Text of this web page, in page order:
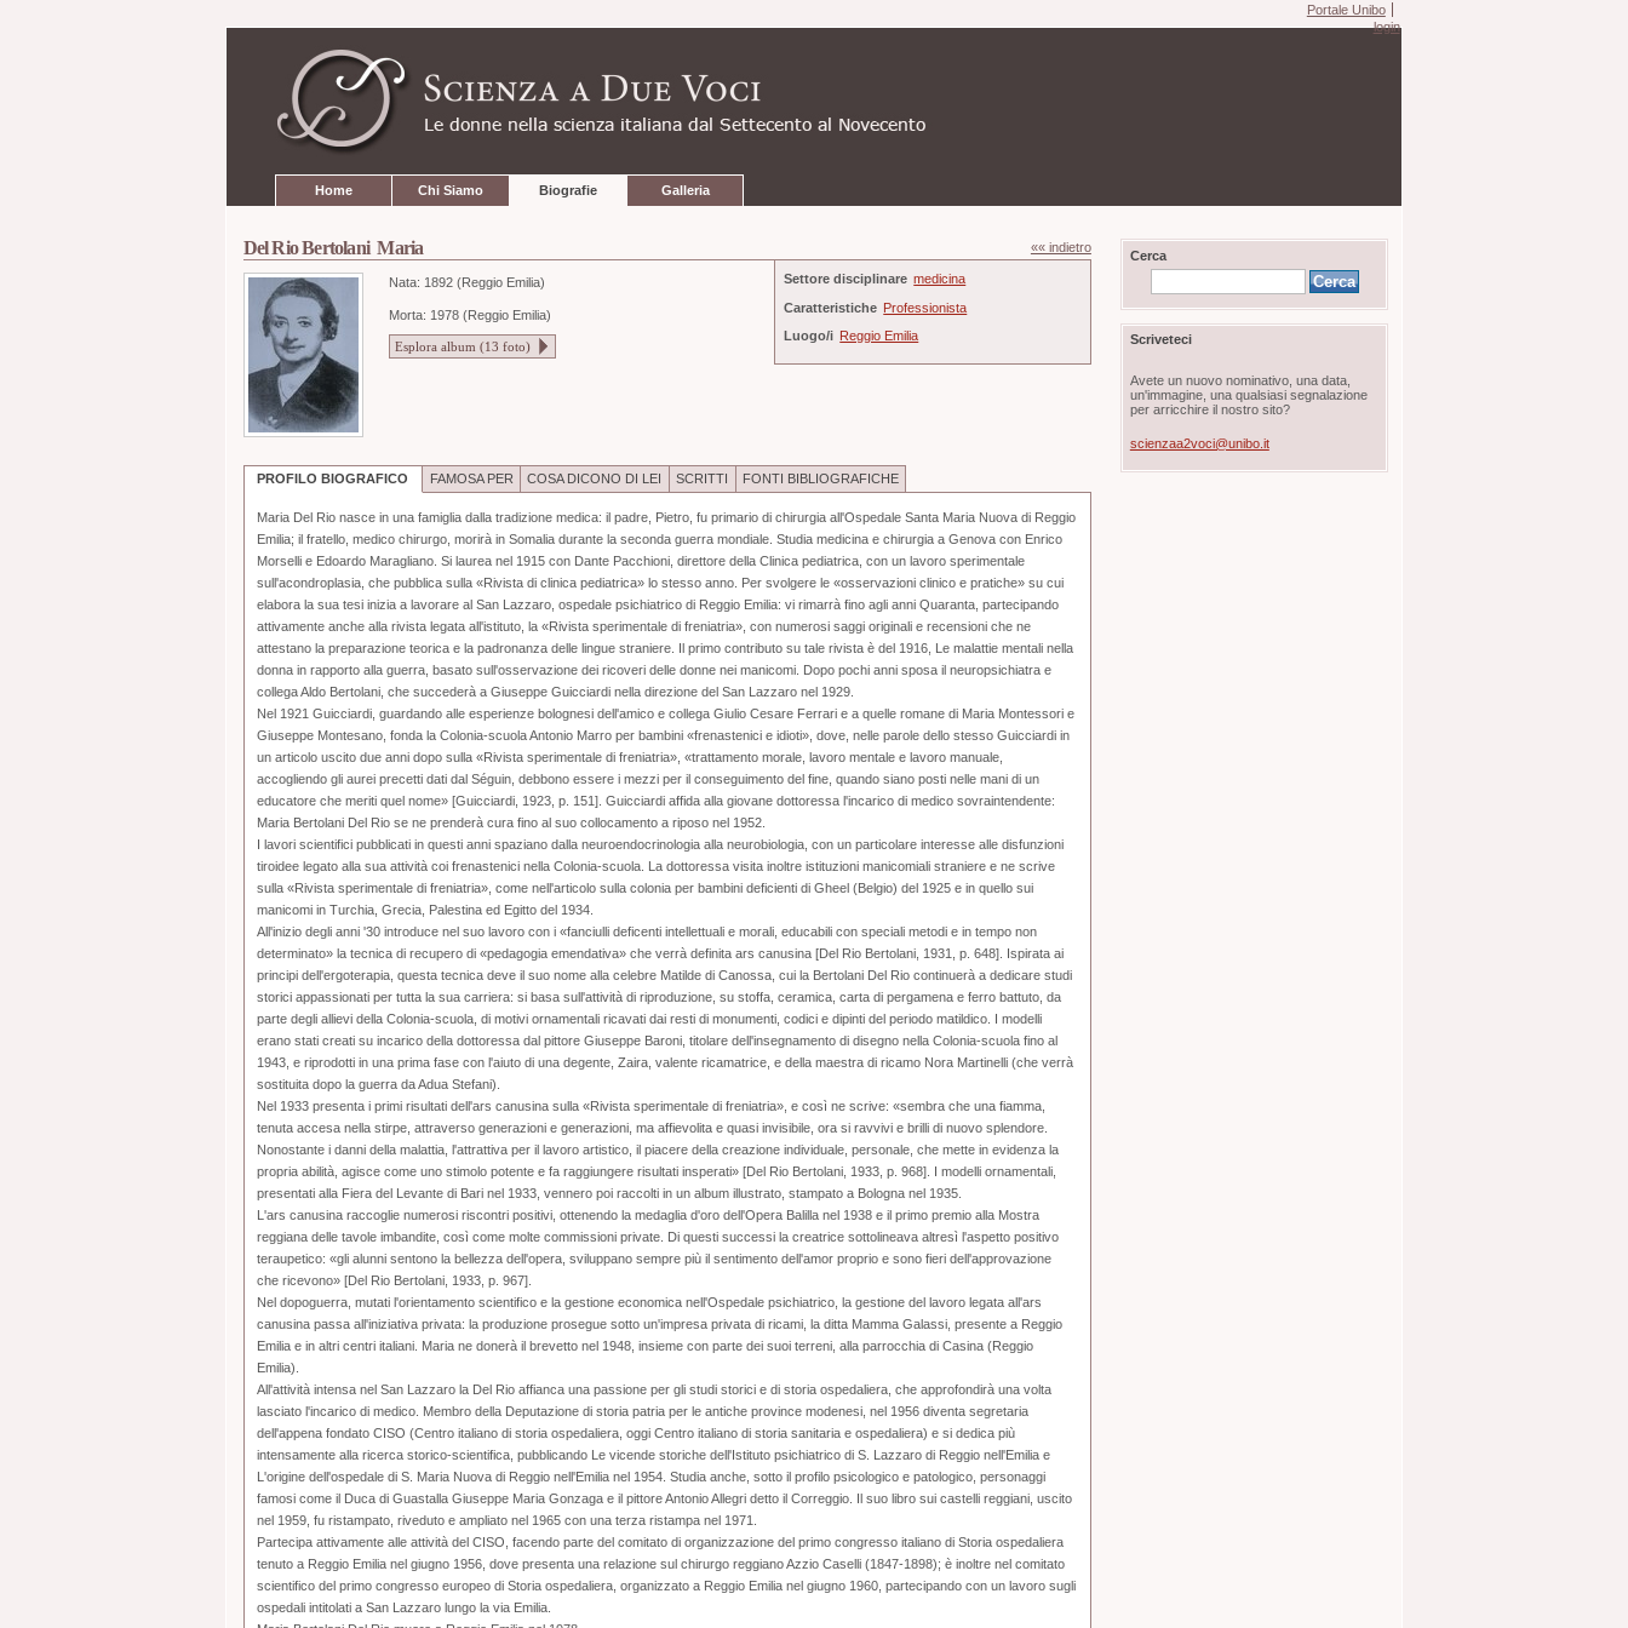
contenuti.
navigazione
Portale Unibo
login
Home Chi Siamo Biografie Galleria
Del Rio Bertolani Maria «« indietro
Settore disciplinare medicina
Caratteristiche Professionista
Luogo/i Reggio Emilia
Nata: 1892 (Reggio Emilia)
Morta: 1978 (Reggio Emilia)
Esplora album (13 foto)
PROFILO BIOGRAFICO FAMOSA PER COSA DICONO DI LEI SCRITTI FONTI BIBLIOGRAFICHE
Maria Del Rio nasce in una famiglia dalla tradizione medica: il padre, Pietro, fu primario di chirurgia all'Ospedale Santa Maria Nuova di Reggio
Emilia; il fratello, medico chirurgo, morirà in Somalia durante la seconda guerra mondiale. Studia medicina e chirurgia a Genova con Enrico
Morselli e Edoardo Maragliano. Si laurea nel 1915 con Dante Pacchioni, direttore della Clinica pediatrica, con un lavoro sperimentale
sull'acondroplasia, che pubblica sulla «Rivista di clinica pediatrica» lo stesso anno. Per svolgere le «osservazioni clinico e pratiche» su cui
elabora la sua tesi inizia a lavorare al San Lazzaro, ospedale psichiatrico di Reggio Emilia: vi rimarrà fino agli anni Quaranta, partecipando
attivamente anche alla rivista legata all'istituto, la «Rivista sperimentale di freniatria», con numerosi saggi originali e recensioni che ne
attestano la preparazione teorica e la padronanza delle lingue straniere. Il primo contributo su tale rivista è del 1916, Le malattie mentali nella
donna in rapporto alla guerra, basato sull'osservazione dei ricoveri delle donne nei manicomi. Dopo pochi anni sposa il neuropsichiatra e
collega Aldo Bertolani, che succederà a Giuseppe Guicciardi nella direzione del San Lazzaro nel 1929.
Nel 1921 Guicciardi, guardando alle esperienze bolognesi dell'amico e collega Giulio Cesare Ferrari e a quelle romane di Maria Montessori e
Giuseppe Montesano, fonda la Colonia-scuola Antonio Marro per bambini «frenastenici e idioti», dove, nelle parole dello stesso Guicciardi in
un articolo uscito due anni dopo sulla «Rivista sperimentale di freniatria», «trattamento morale, lavoro mentale e lavoro manuale,
accogliendo gli aurei precetti dati dal Séguin, debbono essere i mezzi per il conseguimento del fine, quando siano posti nelle mani di un
educatore che meriti quel nome» [Guicciardi, 1923, p. 151]. Guicciardi affida alla giovane dottoressa l'incarico di medico sovraintendente:
Maria Bertolani Del Rio se ne prenderà cura fino al suo collocamento a riposo nel 1952.
I lavori scientifici pubblicati in questi anni spaziano dalla neuroendocrinologia alla neurobiologia, con un particolare interesse alle disfunzioni
tiroidee legato alla sua attività coi frenastenici nella Colonia-scuola. La dottoressa visita inoltre istituzioni manicomiali straniere e ne scrive
sulla «Rivista sperimentale di freniatria», come nell'articolo sulla colonia per bambini deficienti di Gheel (Belgio) del 1925 e in quello sui
manicomi in Turchia, Grecia, Palestina ed Egitto del 1934.
All'inizio degli anni '30 introduce nel suo lavoro con i «fanciulli deficenti intellettuali e morali, educabili con speciali metodi e in tempo non
determinato» la tecnica di recupero di «pedagogia emendativa» che verrà definita ars canusina [Del Rio Bertolani, 1931, p. 648]. Ispirata ai
principi dell'ergoterapia, questa tecnica deve il suo nome alla celebre Matilde di Canossa, cui la Bertolani Del Rio continuerà a dedicare studi
storici appassionati per tutta la sua carriera: si basa sull'attività di riproduzione, su stoffa, ceramica, carta di pergamena e ferro battuto, da
parte degli allievi della Colonia-scuola, di motivi ornamentali ricavati dai resti di monumenti, codici e dipinti del periodo matildico. I modelli
erano stati creati su incarico della dottoressa dal pittore Giuseppe Baroni, titolare dell'insegnamento di disegno nella Colonia-scuola fino al
1943, e riprodotti in una prima fase con l'aiuto di una degente, Zaira, valente ricamatrice, e della maestra di ricamo Nora Martinelli (che verrà
sostituita dopo la guerra da Adua Stefani).
Nel 1933 presenta i primi risultati dell'ars canusina sulla «Rivista sperimentale di freniatria», e così ne scrive: «sembra che una fiamma,
tenuta accesa nella stirpe, attraverso generazioni e generazioni, ma affievolita e quasi invisibile, ora si ravvivi e brilli di nuovo splendore.
Nonostante i danni della malattia, l'attrattiva per il lavoro artistico, il piacere della creazione individuale, personale, che mette in evidenza la
propria abilità, agisce come uno stimolo potente e fa raggiungere risultati insperati» [Del Rio Bertolani, 1933, p. 968]. I modelli ornamentali,
presentati alla Fiera del Levante di Bari nel 1933, vennero poi raccolti in un album illustrato, stampato a Bologna nel 1935.
L'ars canusina raccoglie numerosi riscontri positivi, ottenendo la medaglia d'oro dell'Opera Balilla nel 1938 e il primo premio alla Mostra
reggiana delle tavole imbandite, così come molte commissioni private. Di questi successi la creatrice sottolineava altresì l'aspetto positivo
teraupetico: «gli alunni sentono la bellezza dell'opera, sviluppano sempre più il sentimento dell'amor proprio e sono fieri dell'approvazione
che ricevono» [Del Rio Bertolani, 1933, p. 967].
Nel dopoguerra, mutati l'orientamento scientifico e la gestione economica nell'Ospedale psichiatrico, la gestione del lavoro legata all'ars
canusina passa all'iniziativa privata: la produzione prosegue sotto un'impresa privata di ricami, la ditta Mamma Galassi, presente a Reggio
Emilia e in altri centri italiani. Maria ne donerà il brevetto nel 1948, insieme con parte dei suoi terreni, alla parrocchia di Casina (Reggio
Emilia).
All'attività intensa nel San Lazzaro la Del Rio affianca una passione per gli studi storici e di storia ospedaliera, che approfondirà una volta
lasciato l'incarico di medico. Membro della Deputazione di storia patria per le antiche province modenesi, nel 1956 diventa segretaria
dell'appena fondato CISO (Centro italiano di storia ospedaliera, oggi Centro italiano di storia sanitaria e ospedaliera) e si dedica più
intensamente alla ricerca storico-scientifica, pubblicando Le vicende storiche dell'Istituto psichiatrico di S. Lazzaro di Reggio nell'Emilia e
L'origine dell'ospedale di S. Maria Nuova di Reggio nell'Emilia nel 1954. Studia anche, sotto il profilo psicologico e patologico, personaggi
famosi come il Duca di Guastalla Giuseppe Maria Gonzaga e il pittore Antonio Allegri detto il Correggio. Il suo libro sui castelli reggiani, uscito
nel 1959, fu ristampato, riveduto e ampliato nel 1965 con una terza ristampa nel 1971.
Partecipa attivamente alle attività del CISO, facendo parte del comitato di organizzazione del primo congresso italiano di Storia ospedaliera
tenuto a Reggio Emilia nel giugno 1956, dove presenta una relazione sul chirurgo reggiano Azzio Caselli (1847-1898); è inoltre nel comitato
scientifico del primo congresso europeo di Storia ospedaliera, organizzato a Reggio Emilia nel giugno 1960, partecipando con un lavoro sugli
ospedali intitolati a San Lazzaro lungo la via Emilia.
Cerca
Scriveteci
Avete un nuovo nominativo, una data,
un'immagine, una qualsiasi segnalazione
per arricchire il nostro sito?
scienzaa2voci@unibo.it